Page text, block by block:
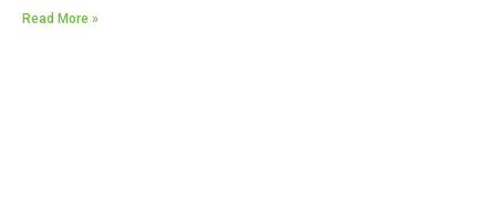
Read More »